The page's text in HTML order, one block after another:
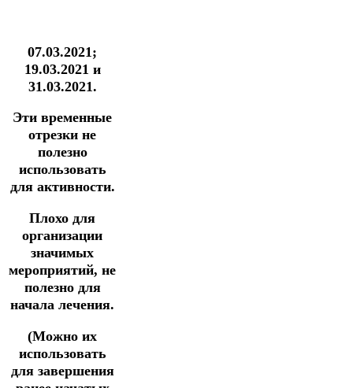
07.03.2021;
19.03.2021 и
31.03.2021.
Эти временные
отрезки не
полезно
использовать
для активности.
Плохо для
организации
значимых
мероприятий, не
полезно для
начала лечения.
(Можно их
использовать
для завершения